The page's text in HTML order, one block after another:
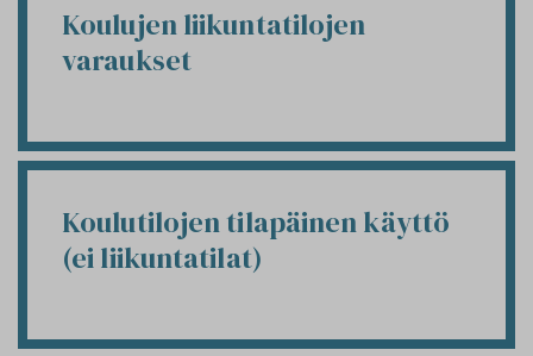
Koulujen liikuntatilojen
varaukset
Koulutilojen tilapäinen käyttö
(ei liikuntatilat)